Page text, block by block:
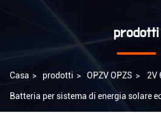
prodotti
Casa > prodotti > OPZV OPZS > 2V
Batteria per sistema di energia solare